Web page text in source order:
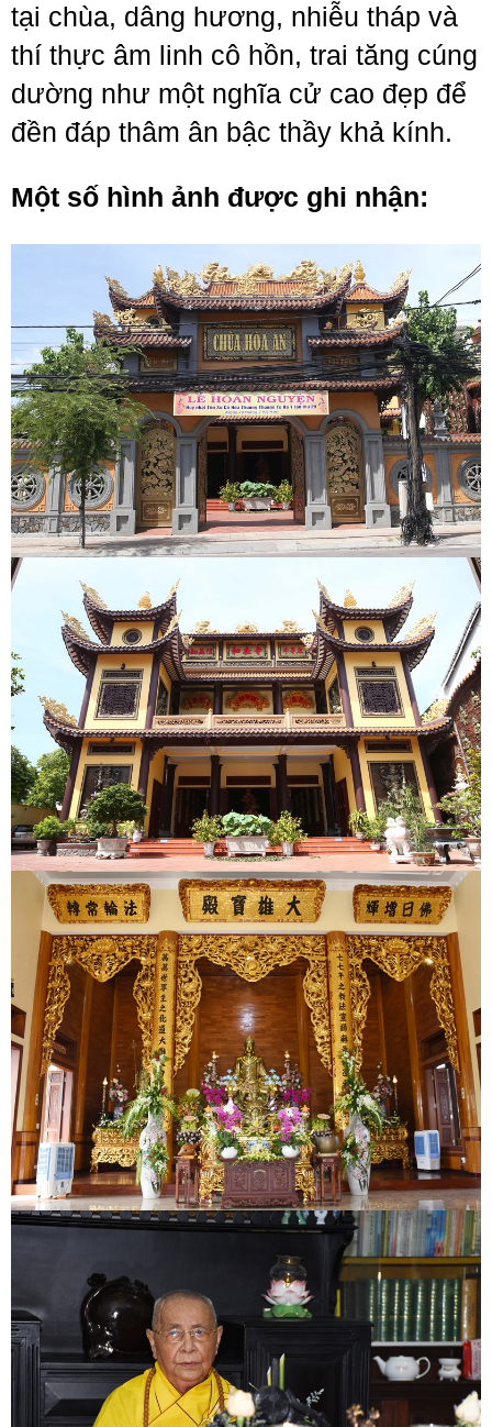
tại chùa, dâng hương, nhiễu tháp và
thí thực âm linh cô hồn, trai tăng cúng
dường như một nghĩa cử cao đẹp để
đền đáp thâm ân bậc thầy khả kính.
Một số hình ảnh được ghi nhận: